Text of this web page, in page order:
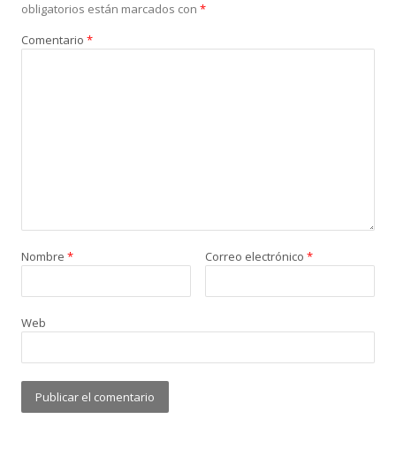
obligatorios están marcados con *
Comentario *
Nombre * Correo electrónico *
Web